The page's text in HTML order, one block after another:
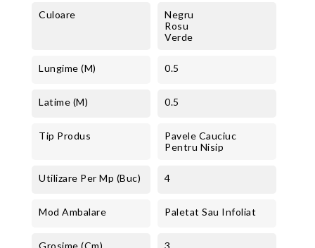
Culoare
Negru
Rosu
Verde
Lungime (m) 0.5
Latime (m) 0.5
Tip Produs
Pavele Cauciuc
Pentru Nisip
Utilizare Per Mp (buc) 4
Mod Ambalare Paletat Sau Infoliat
Grosime (cm) 3